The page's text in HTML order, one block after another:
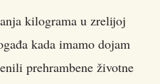
kilograma u zrelijoj
kada imamo dojam
prehrambene životne